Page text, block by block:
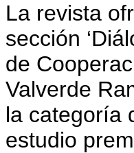
La revista
sección
de
Valverde
la categoría
estudio